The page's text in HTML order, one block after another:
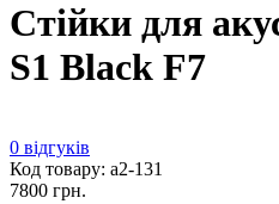
Стійки для
S1 Black F7
0 відгуків
Код товару: а2-131
7800 грн.